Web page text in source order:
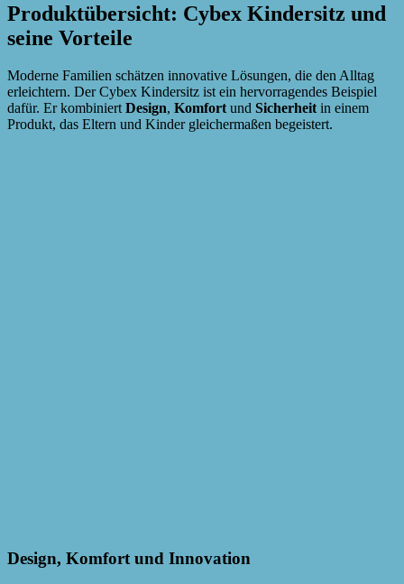
Produktübersicht: Cybex Kindersitz und
seine Vorteile
Moderne Familien schätzen innovative Lösungen, die den Alltag
erleichtern. Der Cybex Kindersitz ist ein hervorragendes Beispiel
dafür. Er kombiniertDesign, Komfortund Sicherheitin einem
Produkt, das Eltern und Kinder gleichermaßen begeistert.
Design, Komfort und Innovation